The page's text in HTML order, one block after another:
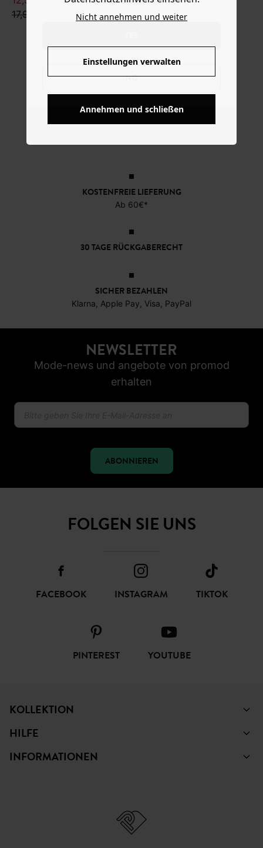
NO
17,99 €
KOSTENFREIE LIEFERUNG
Ab 60€*
30 TAGE RÜCKGABERECHT
SICHER BEZAHLEN
Klarna, Apple Pay, Visa, PayPal
NEWSLETTER
Mode-news und angebote von promod
erhalten
ABONNIEREN
FOLGEN SIE UNS
FACEBOOK INSTAGRAM TIKTOK
PINTEREST YOUTUBE
KOLLEKTION
HILFE
INFORMATIONEN
Nicht annehmen und weiter
Einstellungen verwalten
Annehmen und schließen